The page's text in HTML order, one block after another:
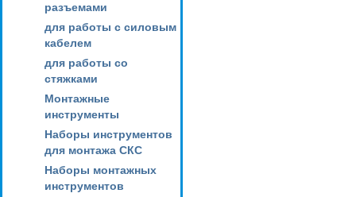
разъемами
для работы с силовым
кабелем
для работы со
стяжками
Монтажные
инструменты
Наборы инструментов
для монтажа СКС
Наборы монтажных
инструментов